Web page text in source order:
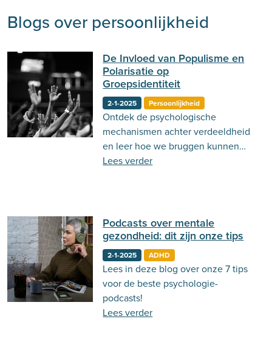
Neuropsychologie
Verslaving
Zingeving
Persoonlijkheid
Sport Hechting
Behandeling
Actueel
Stemming
Emoties
Ouderschap
Blogs over persoonlijkheid
De Invloed van Populisme en
Polarisatie op
Groepsidentiteit
2-1-2025 Persoonlijkheid
Ontdek de psychologische
mechanismen achter verdeeldheid
en leer hoe we bruggen kunnen
bouwen in een gepolariseerde
Lees verder
Podcasts over mentale
gezondheid: dit zijn onze tips
2-1-2025 ADHD
Lees in deze blog over onze 7 tips
voor de beste psychologie-
podcasts!
Lees verder